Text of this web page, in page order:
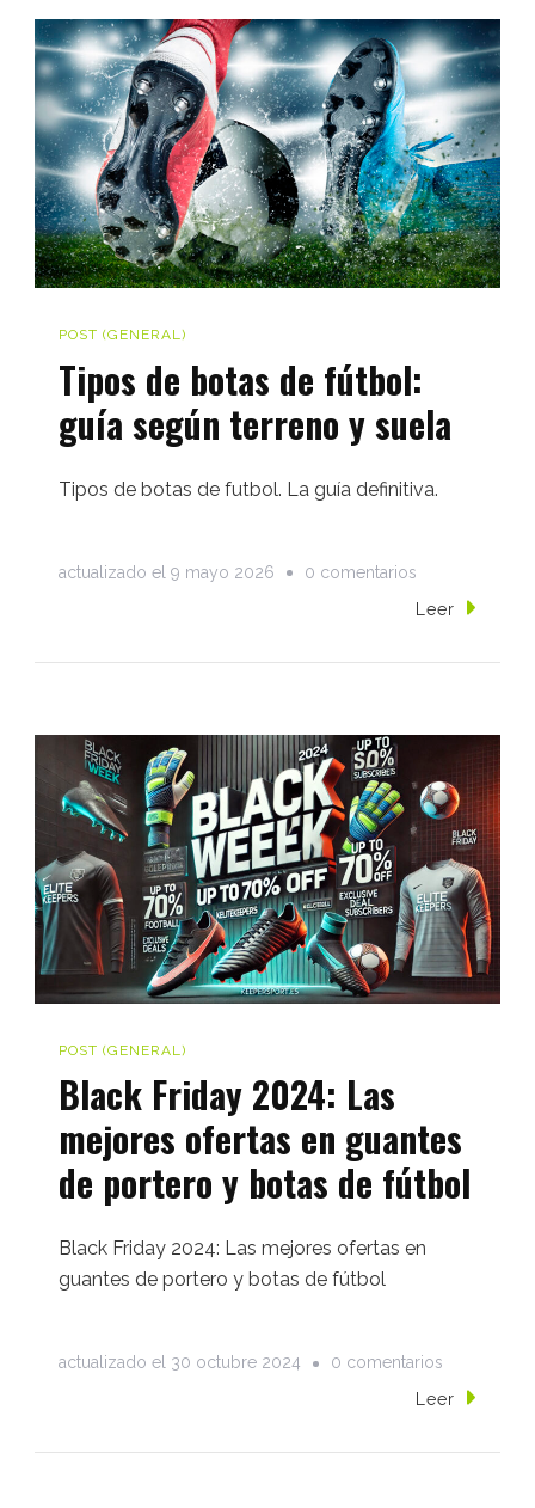
Porteros:
¡Encuentra
el
regalo
perfecto
para
Navidad
y
POST (GENERAL)
Tipos de botas de fútbol:
guía según terreno y suela
Tipos de botas de futbol. La guía definitiva.
actualizado el 9 mayo 2026 0 comentarios
Tipos
guía
según
terreno
y
suela
Leer
POST (GENERAL)
Black Friday 2024: Las
mejores ofertas en guantes
de portero y botas de fútbol
Black Friday 2024: Las mejores ofertas en
guantes de portero y botas de fútbol
actualizado el 30 octubre 2024 0 comentarios
Black
Leer